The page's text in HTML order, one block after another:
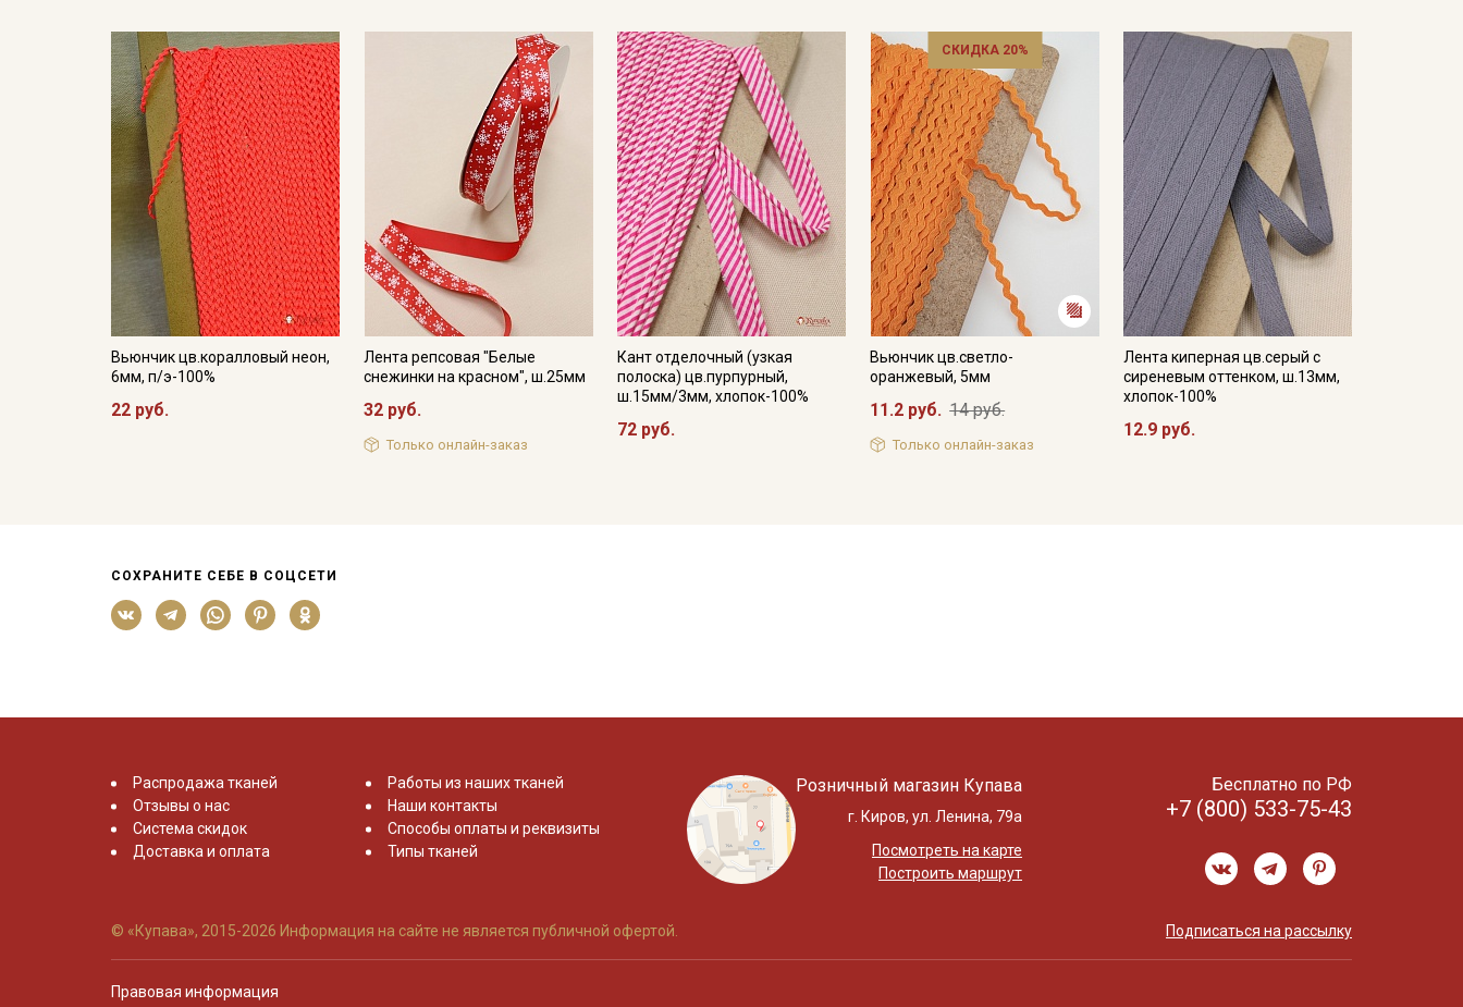
Вьюнчик цв.коралловый неон,
6мм, п/э-100%
22 руб.
Лента репсовая "Белые
снежинки на красном", ш.25мм
32 руб.
Только онлайн-заказ
Кант отделочный (узкая
полоска) цв.пурпурный,
ш.15мм/3мм, хлопок-100%
72 руб.
СКИДКА 20%
Вьюнчик цв.светло-
оранжевый, 5мм
11.2 руб. 14 руб.
Только онлайн-заказ
Лента киперная цв.серый с
сиреневым оттенком, ш.13мм,
хлопок-100%
12.9 руб.
СОХРАНИТЕ СЕБЕ В СОЦСЕТИ
Распродажа тканей
Отзывы о нас
Система скидок
Доставка и оплата
Работы из наших тканей
Наши контакты
Способы оплаты и реквизиты
Типы тканей
Розничный магазин Купава
г. Киров, ул. Ленина, 79а
Посмотреть на карте
Построить маршрут
Бесплатно по РФ
+7 (800) 533-75-43
© «Купава», 2015-2026 Информация на сайте не является публичной офертой. Подписаться на рассылку
Правовая информация